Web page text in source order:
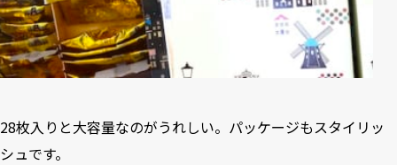
28枚入りと大容量なのがうれしい。パッケージもスタイリッ
シュです。